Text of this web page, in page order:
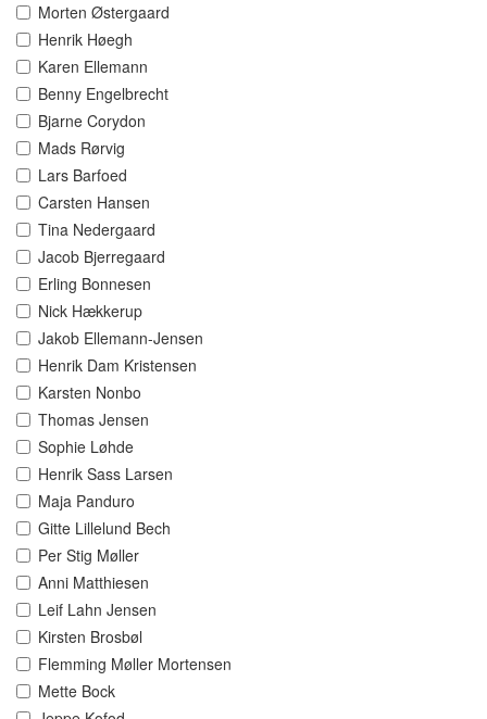
Morten Østergaard
Henrik Høegh
Karen Ellemann
Benny Engelbrecht
Bjarne Corydon
Mads Rørvig
Lars Barfoed
Carsten Hansen
Tina Nedergaard
Jacob Bjerregaard
Erling Bonnesen
Nick Hækkerup
Jakob Ellemann-Jensen
Henrik Dam Kristensen
Karsten Nonbo
Thomas Jensen
Sophie Løhde
Henrik Sass Larsen
Maja Panduro
Gitte Lillelund Bech
Per Stig Møller
Anni Matthiesen
Leif Lahn Jensen
Kirsten Brosbøl
Flemming Møller Mortensen
Mette Bock